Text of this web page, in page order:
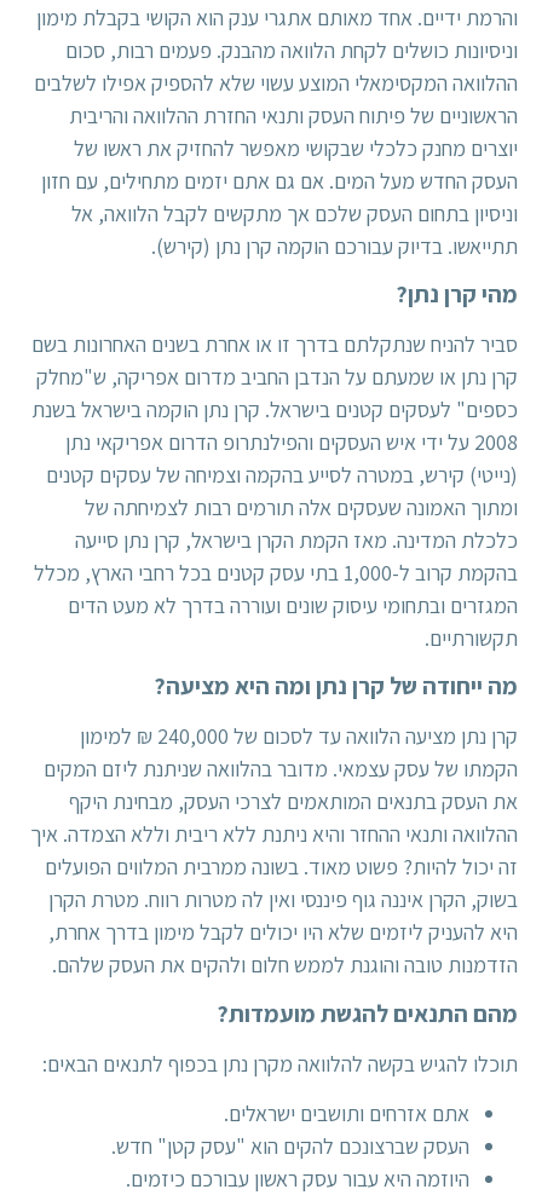
והרמת ידיים. אחד מאותם אתגרי ענק הוא הקושי בקבלת מימון
וניסיונות כושלים לקחת הלוואה מהבנק. פעמים רבות, סכום
ההלוואה המקסימאלי המוצע עשוי שלא להספיק אפילו לשלבים
הראשוניים של פיתוח העסק ותנאי החזרת ההלוואה והריבית
יוצרים מחנק כלכלי שבקושי מאפשר להחזיק את ראשו של
העסק החדש מעל המים. אם גם אתם יזמים מתחילים, עם חזון
וניסיון בתחום העסק שלכם אך מתקשים לקבל הלוואה, אל
תתייאשו. בדיוק עבורכם הוקמה קרן נתן (קירש).
מהי קרן נתן?
סביר להניח שנתקלתם בדרך זו או אחרת בשנים האחרונות בשם
קרן נתן או שמעתם על הנדבן החביב מדרום אפריקה, ש"מחלק
כספים" לעסקים קטנים בישראל. קרן נתן הוקמה בישראל בשנת
2008 על ידי איש העסקים והפילנתרופ הדרום אפריקאי נתן
(נייטי) קירש, במטרה לסייע בהקמה וצמיחה של עסקים קטנים
ומתוך האמונה שעסקים אלה תורמים רבות לצמיחתה של
כלכלת המדינה. מאז הקמת הקרן בישראל, קרן נתן סייעה
בהקמת קרוב ל-1,000 בתי עסק קטנים בכל רחבי הארץ, מכלל
המגזרים ובתחומי עיסוק שונים ועוררה בדרך לא מעט הדים
תקשורתיים.
מה ייחודה של קרן נתן ומה היא מציעה?
קרן נתן מציעה הלוואה עד לסכום של 240,000 ₪ למימון
הקמתו של עסק עצמאי. מדובר בהלוואה שניתנת ליזם המקים
את העסק בתנאים המותאמים לצרכי העסק, מבחינת היקף
ההלוואה ותנאי ההחזר והיא ניתנת ללא ריבית וללא הצמדה. איך
זה יכול להיות? פשוט מאוד. בשונה ממרבית המלווים הפועלים
בשוק, הקרן איננה גוף פיננסי ואין לה מטרות רווח. מטרת הקרן
היא להעניק ליזמים שלא היו יכולים לקבל מימון בדרך אחרת,
הזדמנות טובה והוגנת לממש חלום ולהקים את העסק שלהם.
מהם התנאים להגשת מועמדות?
תוכלו להגיש בקשה להלוואה מקרן נתן בכפוף לתנאים הבאים:
אתם אזרחים ותושבים ישראלים.
העסק שברצונכם להקים הוא "עסק קטן" חדש.
היוזמה היא עבור עסק ראשון עבורכם כיזמים.